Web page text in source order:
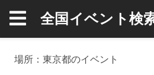
全国イベント検
場所： 東京都のイベント